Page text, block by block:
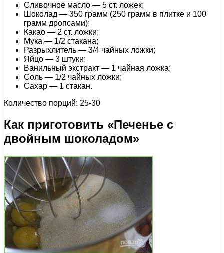
Сливочное масло — 5 ст. ложек;
Шоколад — 350 грамм (250 грамм в плитке и 100
грамм дропсами);
Какао — 2 ст. ложки;
Мука — 1/2 стакана;
Разрыхлитель — 3/4 чайных ложки;
Яйцо — 3 штуки;
Ванильный экстракт — 1 чайная ложка;
Соль — 1/2 чайных ложки;
Сахар — 1 стакан.
Количество порций: 25-30
Как приготовить «Печенье с
двойным шоколадом»